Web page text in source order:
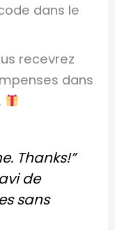
dans le
recevrez
dans
Thanks!”
de
sans